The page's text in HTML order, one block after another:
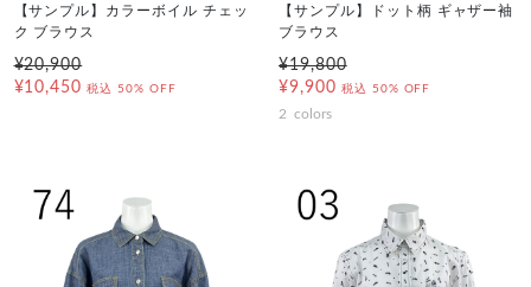
【サンプル】カラーボイル チェッ
ク ブラウス
¥20,900
¥10,450 税込 50% OFF
【サンプル】ドット柄 ギャザー袖
ブラウス
¥19,800
¥9,900 税込 50% OFF
2 colors